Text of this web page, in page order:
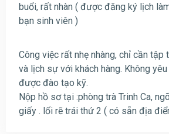
buổi, rất nhàn ( được đăng ký lịch
bạn sinh viên )
Công việc rất nhẹ nhàng, chỉ cần tập
và lịch sự với khách hàng. Không
được đào tạo kỹ.
Nộp hồ sơ tại :phòng trà Trinh Ca,
giấy . lối rẽ trái thứ 2 ( có sẵn địa